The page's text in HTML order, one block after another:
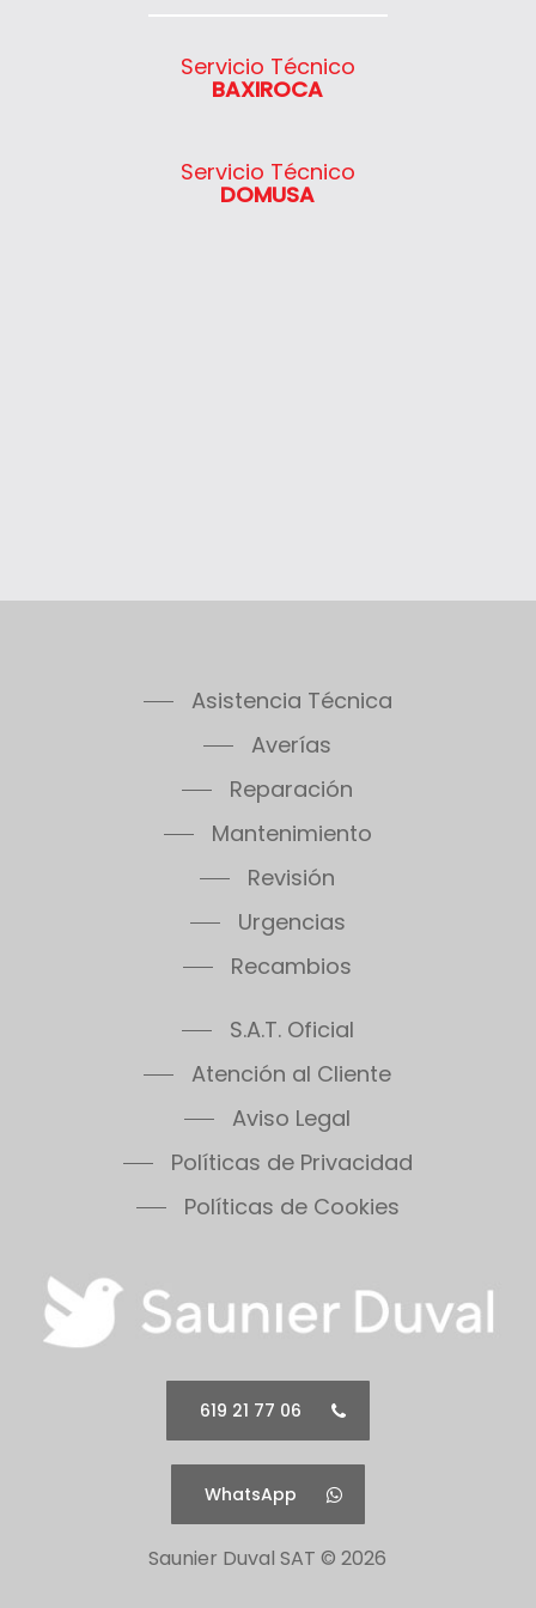
Servicio Técnico
BAXIROCA
Servicio Técnico
DOMUSA
Asistencia Técnica
Averías
Reparación
Mantenimiento
Revisión
Urgencias
Recambios
S.A.T. Oficial
Atención al Cliente
Aviso Legal
Políticas de Privacidad
Políticas de Cookies
619 21 77 06
WhatsApp
Saunier Duval SAT ©2026